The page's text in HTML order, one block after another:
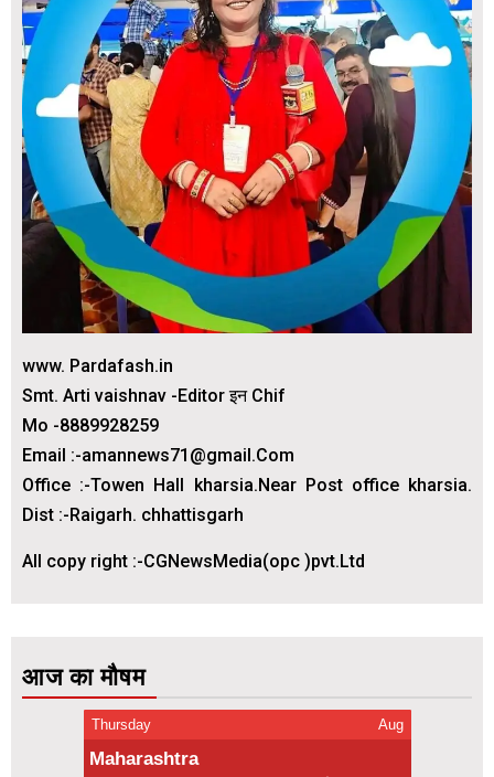
www. Pardafash.in
Smt. Arti vaishnav -Editor इन Chif
Mo -8889928259
Email :-amannews71@gmail.Com
Office :-Towen Hall kharsia.Near Post office kharsia.
Dist :-Raigarh. chhattisgarh
All copy right :-CGNewsMedia(opc )pvt.Ltd
आज का मौषम
Thursday Aug
Maharashtra